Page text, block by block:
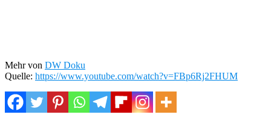
Mehr von DW Doku
Quelle: https://www.youtube.com/watch?v=FBp6Rj2FHUM